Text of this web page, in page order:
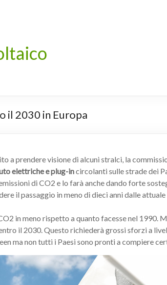
il 2030 in Europa
a prendere visione di alcuni stralci, la
elettriche e plug-incircolanti sulle strade dei
di CO2 e lo farà anche dando forte
il passaggio in meno di dieci anni dalle
in meno rispetto a quanto facesse nel 1990.
il 2030. Questo richiederà grossi sforzi a
ma non tutti i Paesi sono pronti a compiere